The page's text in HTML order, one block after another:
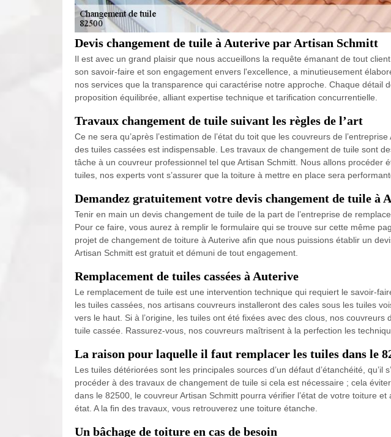
Devis changement de tuile à Auterive par Artisan Schmitt
Il est avec un grand plaisir que nous accueillons la requête émanant de tout
son savoir-faire et son engagement envers l'excellence, a minutieusement
nos services que la transparence qui caractérise notre approche. Chaque
proposition équilibrée, alliant expertise technique et tarification concurrentielle.
Travaux changement de tuile suivant les règles de l’art
Ce ne sera qu’après l’estimation de l’état du toit que les couvreurs de
des tuiles cassées est indispensable. Les travaux de changement de tuile sont
tâche à un couvreur professionnel tel que Artisan Schmitt. Nous allons
tuiles, nos experts vont s’assurer que la toiture à mettre en place sera
Demandez gratuitement votre devis changement de tuile à
Tenir en main un devis changement de tuile de la part de l’entreprise de
Pour ce faire, vous aurez à remplir le formulaire qui se trouve sur cette même
projet de changement de toiture à Auterive afin que nous puissions établir un
Artisan Schmitt est gratuit et démuni de tout engagement.
Remplacement de tuiles cassées à Auterive
Le remplacement de tuile est une intervention technique qui requiert le savoir-
les tuiles cassées, nos artisans couvreurs installeront des cales sous les tuiles
vers le haut. Si à l’origine, les tuiles ont été fixées avec des clous, nos
tuile cassée. Rassurez-vous, nos couvreurs maîtrisent à la perfection les
La raison pour laquelle il faut remplacer les tuiles dans le
Les tuiles détériorées sont les principales sources d’un défaut d’étanchéité,
procéder à des travaux de changement de tuile si cela est nécessaire ; cela
dans le 82500, le couvreur Artisan Schmitt pourra vérifier l’état de votre toiture
état. A la fin des travaux, vous retrouverez une toiture étanche.
Un bâchage de toiture en cas de besoin